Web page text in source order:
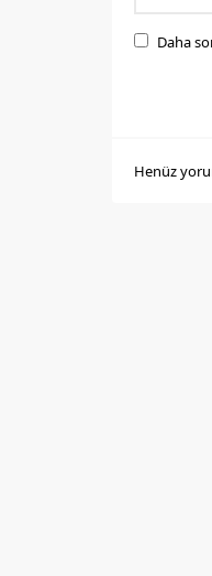
Daha
Henüz